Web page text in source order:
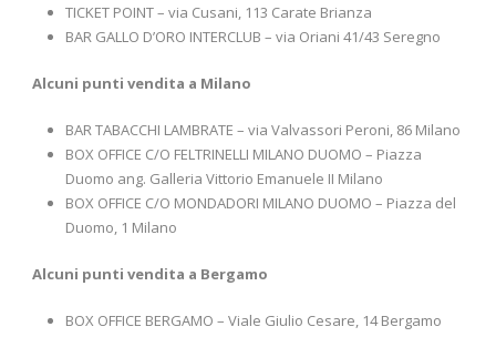
TICKET POINT – via Cusani, 113 Carate Brianza
BAR GALLO D’ORO INTERCLUB – via Oriani 41/43 Seregno
Alcuni punti vendita a Milano
BAR TABACCHI LAMBRATE – via Valvassori Peroni, 86 Milano
BOX OFFICE C/O FELTRINELLI MILANO DUOMO – Piazza
Duomo ang. Galleria Vittorio Emanuele II Milano
BOX OFFICE C/O MONDADORI MILANO DUOMO – Piazza del
Duomo, 1 Milano
Alcuni punti vendita a Bergamo
BOX OFFICE BERGAMO – Viale Giulio Cesare, 14 Bergamo